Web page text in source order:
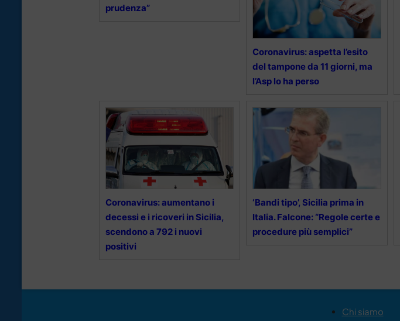
prudenza”
Coronavirus: aspetta l’esito
del tampone da 11 giorni, ma
l’Asp lo ha perso
Coronavirus: aumentano i
decessi e i ricoveri in Sicilia,
scendono a 792 i nuovi
positivi
‘Bandi tipo’, Sicilia prima in
Italia. Falcone: “Regole certe e
procedure più semplici”
Chi siamo